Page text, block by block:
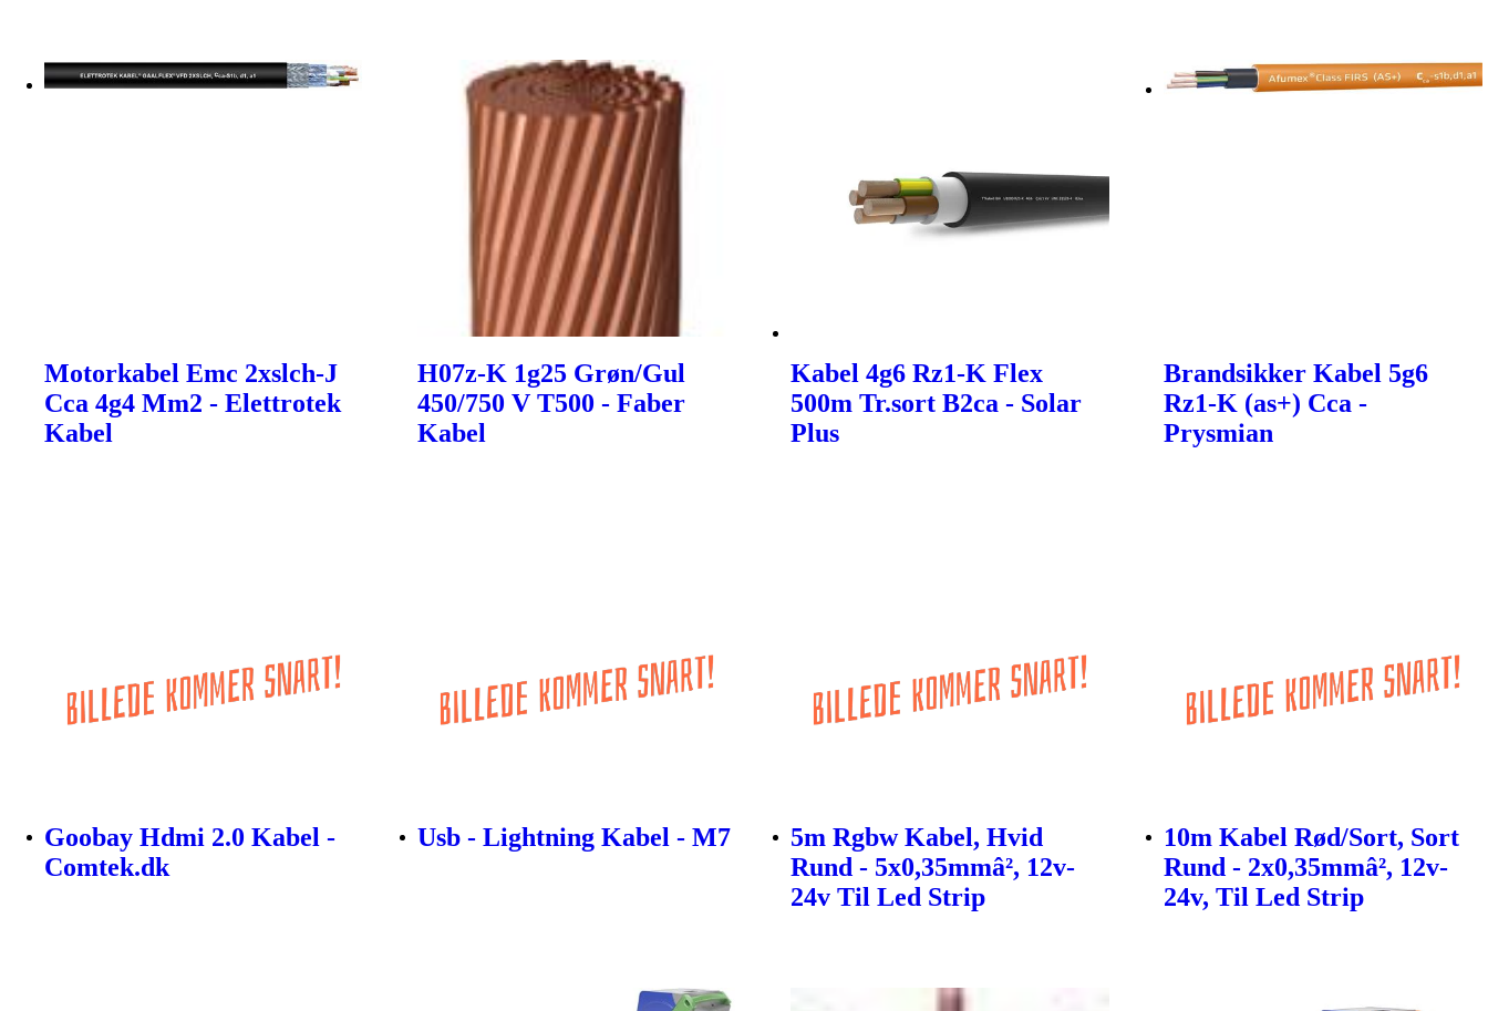
Motorkabel Emc 2xslch-J
Cca 4g4 Mm2 - Elettrotek
Kabel
H07z-K 1g25 Grøn/Gul
450/750 V T500 - Faber
Kabel
Kabel 4g6 Rz1-K Flex
500m Tr.sort B2ca - Solar
Plus
Brandsikker Kabel 5g6
Rz1-K (as+) Cca -
Prysmian
Goobay Hdmi 2.0 Kabel -
Comtek.dk
Usb - Lightning Kabel - M7
5m Rgbw Kabel, Hvid
Rund - 5x0,35mmâ², 12v-
24v Til Led Strip
10m Kabel Rød/Sort, Sort
Rund - 2x0,35mmâ², 12v-
24v, Til Led Strip